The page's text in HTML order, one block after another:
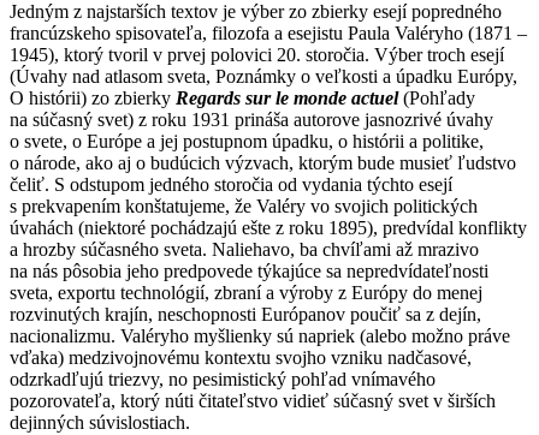
Jedným z najstarších textov je výber zo zbierky esejí popredného
francúzskeho spisovateľa, filozofa a esejistu Paula Valéryho (1871 –
1945), ktorý tvoril v prvej polovici 20. storočia. Výber troch esejí
(Úvahy nad atlasom sveta, Poznámky o veľkosti a úpadku Európy,
O histórii) zo zbierky Regards sur le monde actuel(Pohľady
na súčasný svet) z roku 1931 prináša autorove jasnozrivé úvahy
o svete, o Európe a jej postupnom úpadku, o histórii a politike,
o národe, ako aj o budúcich výzvach, ktorým bude musieť ľudstvo
čeliť. S odstupom jedného storočia od vydania týchto esejí
s prekvapením konštatujeme, že Valéry vo svojich politických
úvahách (niektoré pochádzajú ešte z roku 1895), predvídal konflikty
a hrozby súčasného sveta. Naliehavo, ba chvíľami až mrazivo
na nás pôsobia jeho predpovede týkajúce sa nepredvídateľnosti
sveta, exportu technológií, zbraní a výroby z Európy do menej
rozvinutých krajín, neschopnosti Európanov poučiť sa z dejín,
nacionalizmu. Valéryho myšlienky sú napriek (alebo možno práve
vďaka) medzivojnovému kontextu svojho vzniku nadčasové,
odzrkadľujú triezvy, no pesimistický pohľad vnímavého
pozorovateľa, ktorý núti čitateľstvo vidieť súčasný svet v širších
dejinných súvislostiach.